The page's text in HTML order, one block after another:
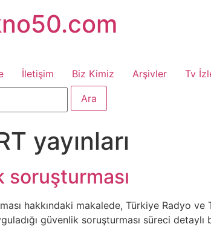
İletişim Biz Kimiz Arşivler Tv
yayınları
hakkındaki makalede, Türkiye Radyo ve
güvenlik soruşturması süreci